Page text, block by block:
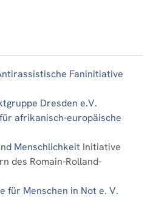
Faninitiative
Dresden e.V.
afrikanisch-europäische
Menschlichkeit Initiative
des Romain-Rolland-
für Menschen in Not e. V.